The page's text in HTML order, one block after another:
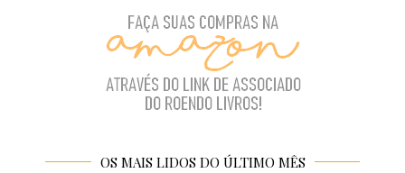
OS MAIS LIDOS DO ÚLTIMO MÊS